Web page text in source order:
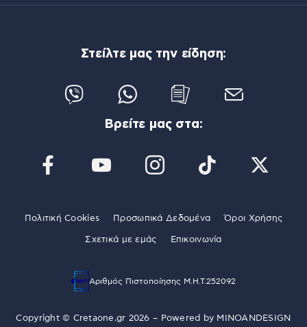
Στείλτε μας την είδηση:
Βρείτε μας στα:
Πολιτική Cookies Προσωπικά Δεδομένα Όροι Χρήσης
Σχετικά με εμάς Επικοινωνία
Αριθμός Πιστοποίησης Μ.Η.Τ.252092
Copyright © Cretaone.gr 2026 – Powered by MINOANDESIGN